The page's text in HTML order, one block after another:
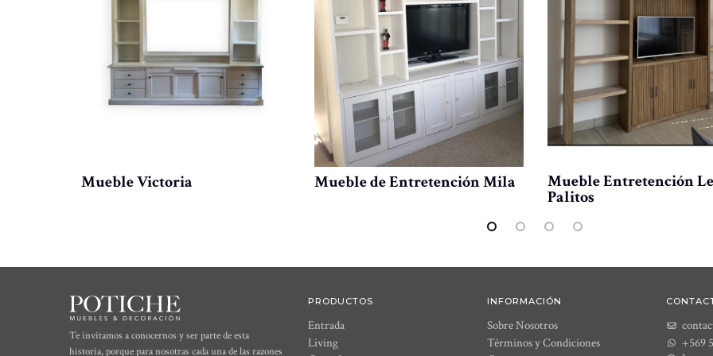
Mueble Victoria Mueble de Entretención Mila Mueble Entretención
Palitos
Te invitamos a conocernos y ser parte de esta
historia, porque para nosotras cada una de las razones
PRODUCTOS
Entrada
Living
INFORMACIÓN
Sobre Nosotros
Términos y Condiciones
+569